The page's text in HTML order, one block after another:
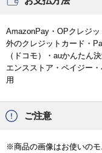
AmazonPay・OPクレジ
外のクレジットカード・
（ドコモ）・auかんたん
エンスストア・ペイジー
用
ご注意
※商品の画像はお使いのモ